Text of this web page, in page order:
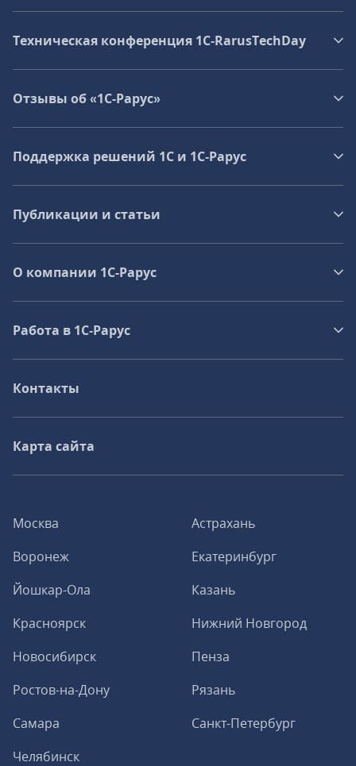
Москва
Астрахань
Воронеж
Екатеринбург
Йошкар-Ола
Казань
Красноярск
Нижний Новгород
Новосибирск
Пенза
Ростов-на-Дону
Рязань
Самара
Санкт-Петербург
Челябинск
Техническая конференция 1C‑RarusTechDay
Отзывы об «1С-Рарус»
Поддержка решений 1С и 1С‑Рарус
Публикации и статьи
О компании 1C-Рарус
Работа в 1С‑Рарус
Контакты
Карта сайта